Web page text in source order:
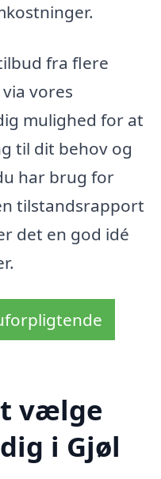
fra flere
vores
mulighed for at
til dit behov og
har brug for
tilstandsrapport
det en god idé
vælge
i Gjøl